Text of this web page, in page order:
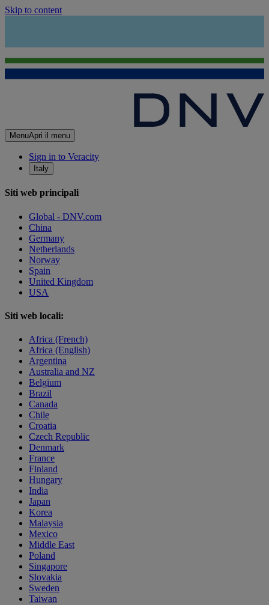
Skip to content
MenuApri il menu
Sign in to Veracity
Italy
Siti web principali
Global - DNV.com
China
Germany
Netherlands
Norway
Spain
United Kingdom
USA
Siti web locali:
Africa (French)
Africa (English)
Argentina
Australia and NZ
Belgium
Brazil
Canada
Chile
Croatia
Czech Republic
Denmark
France
Finland
Hungary
India
Japan
Korea
Malaysia
Mexico
Middle East
Poland
Singapore
Slovakia
Sweden
Taiwan